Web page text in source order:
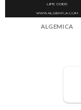
ALGEMICA